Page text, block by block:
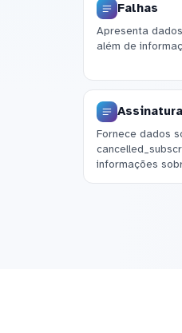
Falhas
Apresenta
além de
Fornece dados
informações